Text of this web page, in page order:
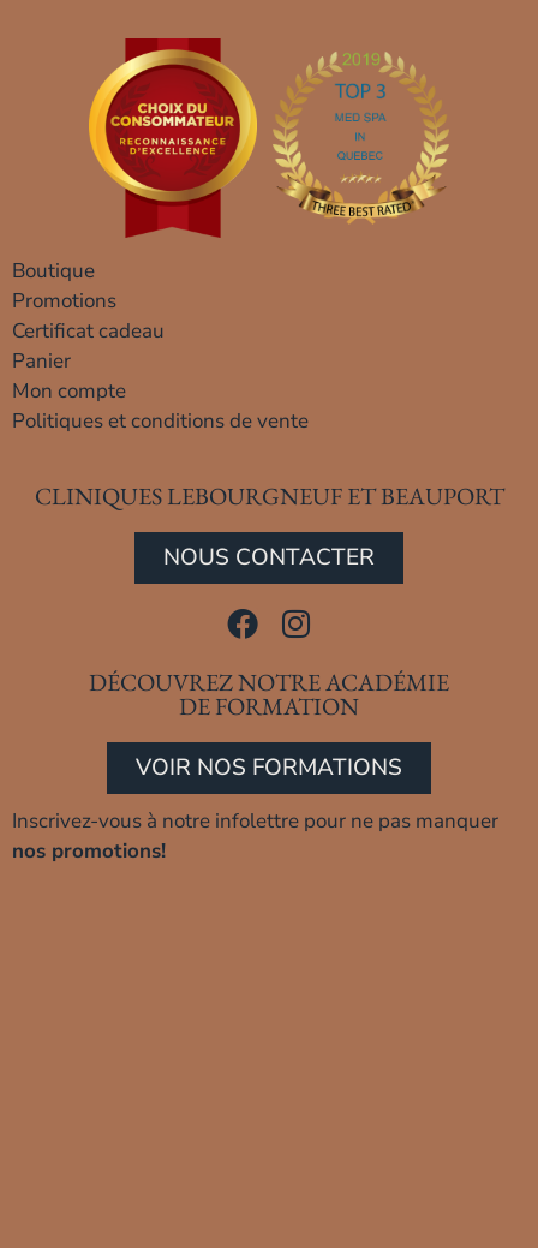
Boutique
Promotions
Certificat cadeau
Panier
Mon compte
Politiques et conditions de vente
CLINIQUES LEBOURGNEUF ET BEAUPORT
NOUS CONTACTER
DÉCOUVREZ NOTRE ACADÉMIE
DE FORMATION
VOIR NOS FORMATIONS
Inscrivez-vous à notre infolettre pour ne pas manquer
nos promotions!